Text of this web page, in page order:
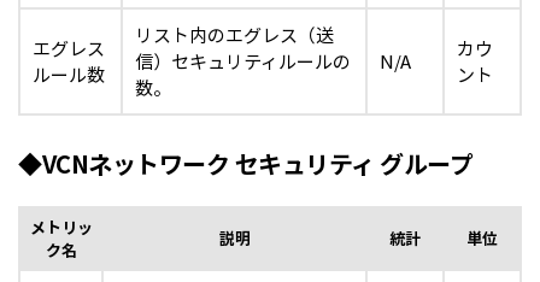
エグレス
ルール数
リスト内のエグレス（送
信）セキュリティルールの
数。
N/A
カウ
ント
◆VCNネットワーク セキュリティ グループ
メトリッ
ク名
説明 統計 単位